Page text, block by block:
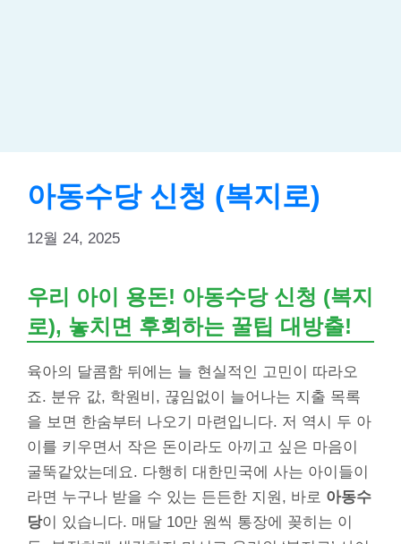
아동수당 신청 (복지로)
12월 24, 2025
우리 아이 용돈! 아동수당 신청 (복지
로), 놓치면 후회하는 꿀팁 대방출!
육아의 달콤함 뒤에는 늘 현실적인 고민이 따라오
죠. 분유 값, 학원비, 끊임없이 늘어나는 지출 목록
을 보면 한숨부터 나오기 마련입니다. 저 역시 두 아
이를 키우면서 작은 돈이라도 아끼고 싶은 마음이
굴뚝같았는데요. 다행히 대한민국에 사는 아이들이
라면 누구나 받을 수 있는 든든한 지원, 바로 아동수
당이 있습니다. 매달 10만 원씩 통장에 꽂히는 이